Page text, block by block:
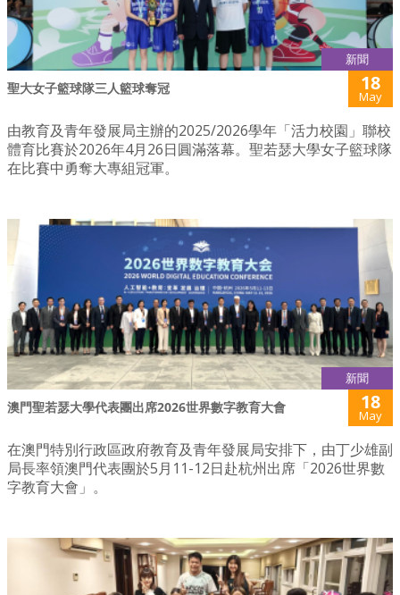
新聞
聖大女子籃球隊三人籃球奪冠 18
May
由教育及青年發展局主辦的2025/2026學年「活力校園」聯校
體育比賽於2026年4月26日圓滿落幕。聖若瑟大學女子籃球隊
在比賽中勇奪大專組冠軍。
新聞
澳門聖若瑟大學代表團出席2026世界數字教育大會 18
May
在澳門特別行政區政府教育及青年發展局安排下，由丁少雄副
局長率領澳門代表團於5月11-12日赴杭州出席「2026世界數
字教育大會」。